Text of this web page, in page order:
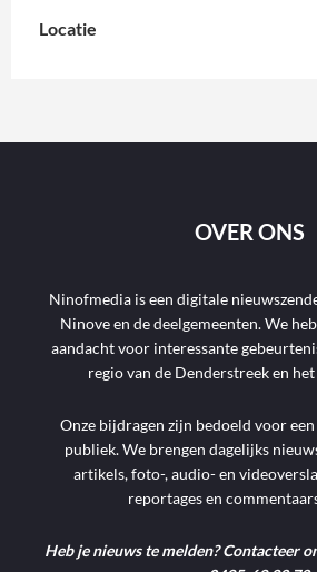
Locatie
OVER ONS
Ninofmedia is een digitale
Ninove en de deelgemeenten. We
aandacht voor interessante
regio van de Denderstreek en
Onze bijdragen zijn bedoeld voor
publiek. We brengen dagelijks
artikels, foto-, audio- en
reportages en
Heb je nieuws te melden? Contacteer